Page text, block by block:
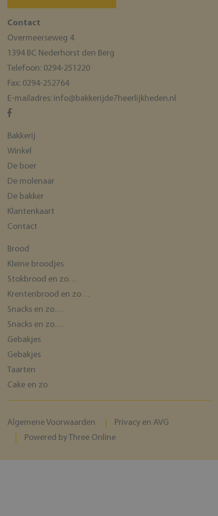
Contact
Overmeerseweg 4
1394 BC Nederhorst den Berg
Telefoon: 0294-251220
Fax: 0294-252764
E-mailadres: info@bakkerijde7heerlijkheden.nl
Bakkerij
Winkel
De boer
De molenaar
De bakker
Klantenkaart
Contact
Brood
Kleine broodjes
Stokbrood en zo…
Krentenbrood en zo…
Snacks en zo…
Snacks en zo…
Gebakjes
Gebakjes
Taarten
Cake en zo
Algemene Voorwaarden
Privacy en AVG
Powered by Three Online